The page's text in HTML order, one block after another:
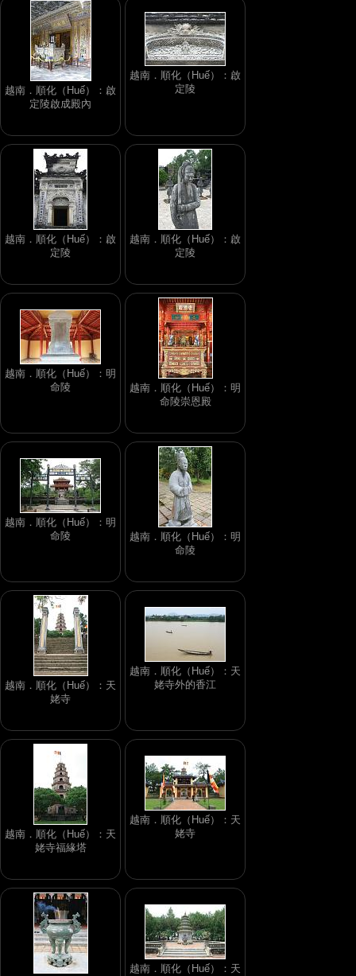
越南．順化（Huế）：啟
定陵啟成殿內
越南．順化（Huế）：啟
定陵
越南．順化（Huế）：啟
定陵
越南．順化（Huế）：啟
定陵
越南．順化（Huế）：明
命陵
越南．順化（Huế）：明
命陵崇恩殿
越南．順化（Huế）：明
命陵
越南．順化（Huế）：明
命陵
越南．順化（Huế）：天
姥寺
越南．順化（Huế）：天
姥寺外的香江
越南．順化（Huế）：天
姥寺福緣塔
越南．順化（Huế）：天
姥寺
越南．順化（Huế）：天